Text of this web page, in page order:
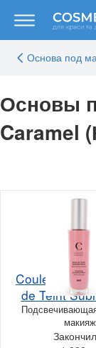
Основа под
Основы
Caramel
Couleur
de Teint
макияж